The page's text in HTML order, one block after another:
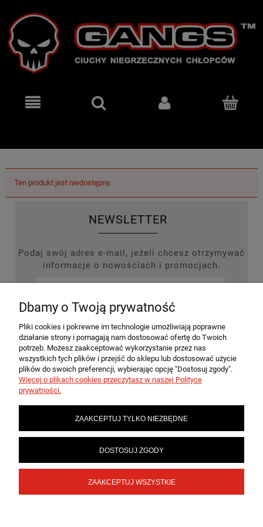
Ten produkt jest niedostępny.
NEWSLETTER
Podaj swój adres e-mail, jeżeli chcesz otrzymywać
informacje o nowościach i promocjach.
ZAPISZ SIĘ
MOJE KONTO
INFORMACJE
SKLEPY
Dbamy o Twoją prywatność
Pliki cookies i pokrewne im technologie umożliwiają poprawne
działanie strony i pomagają nam dostosować ofertę do Twoich
potrzeb. Możesz zaakceptować wykorzystanie przez nas
wszystkich tych plików i przejść do sklepu lub dostosować użycie
plików do swoich preferencji, wybierając opcję "Dostosuj zgody".
Więcej o plikach cookies przeczytasz w naszej Polityce
prywatności.
ZAAKCEPTUJ TYLKO NIEZBĘDNE
DOSTOSUJ ZGODY
ZAAKCEPTUJ WSZYSTKIE